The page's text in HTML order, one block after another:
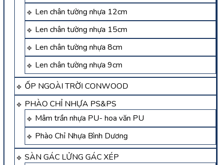
Len chân tường nhựa 12cm
Len chân tường nhựa 15cm
Len chân tường nhựa 8cm
Len chân tường nhựa 9cm
ỐP NGOÀI TRỜI CONWOOD
PHÀO CHỈ NHỰA PS&PS
Mâm trần nhựa PU- hoa văn PU
Phào Chỉ Nhựa Bình Dương
SÀN GÁC LỬNG GÁC XÉP